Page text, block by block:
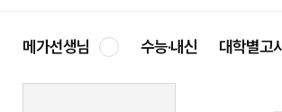
메가선생님 수능·내신 대학별고